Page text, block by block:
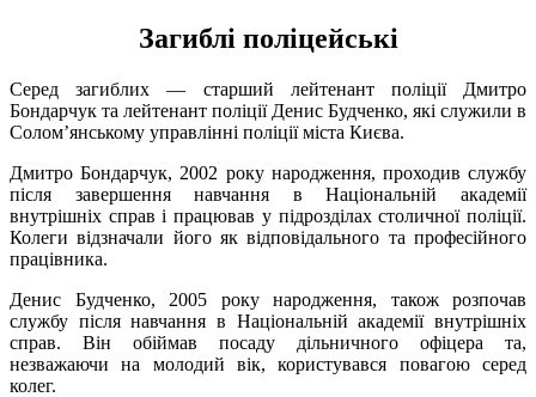
Загиблі поліцейські
Серед загиблих — старший лейтенант поліції Дмитро
Бондарчук та лейтенант поліції Денис Будченко, які служили в
Солом’янському управлінні поліції міста Києва.
Дмитро Бондарчук, 2002 року народження, проходив службу
після завершення навчання в Національній академії
внутрішніх справ і працював у підрозділах столичної поліції.
Колеги відзначали його як відповідального та професійного
працівника.
Денис Будченко, 2005 року народження, також розпочав
службу після навчання в Національній академії внутрішніх
справ. Він обіймав посаду дільничного офіцера та,
незважаючи на молодий вік, користувався повагою серед
колег.